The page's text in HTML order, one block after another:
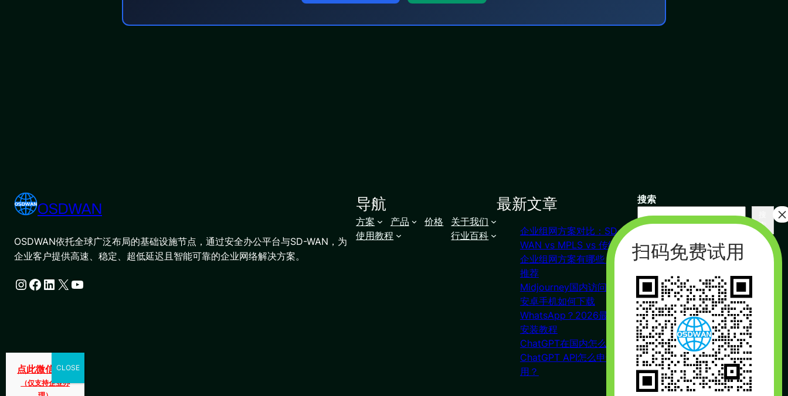
OSDWAN
OSDWAN依托全球广泛布局的基础设施节点，通过安全办公平台与SD-WAN，为
企业客户提供高速、稳定、超低延迟且智能可靠的企业网络解决方案。
Instagram Facebook LinkedIn X YouTube
导航
方案 产品 价格
关于我们
使用教程
行业百科
最新文章
企业组网方案对比：SD-
WAN vs MPLS vs 传统VPN
企业组网方案有哪些？对比
推荐
Midjourney国内访问教程
安卓手机如何下载
WhatsApp？2026最新下载
安装教程
ChatGPT在国内怎么注册？
ChatGPT API怎么申请使
用？
搜索
索
联系我们
广州
合作：17357178761（微信同
号）
周一到周五 : 9:00 – 21:00
点此微信咨询
（仅支持企业办